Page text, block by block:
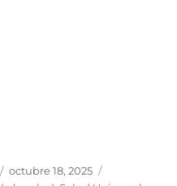
P
octubre 18, 2025